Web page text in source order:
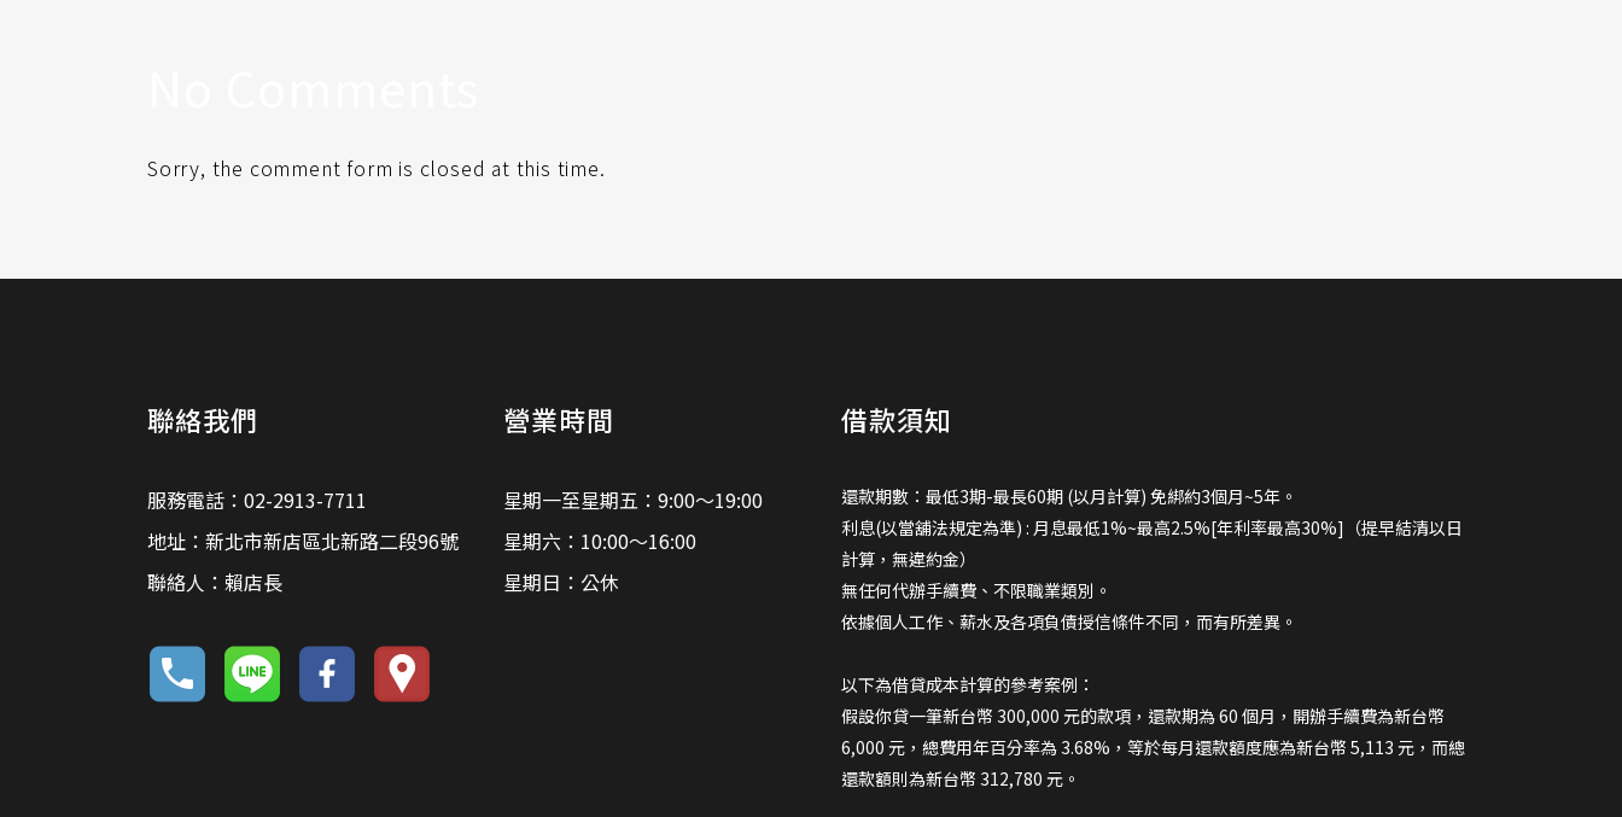
Sorry, the comment form is closed at this time.
聯絡我們
服務電話：02-2913-7711
地址：新北市新店區北新路二段96號
聯絡人：賴店長
營業時間
星期一至星期五：9:00～19:00
星期六：10:00～16:00
星期日：公休
借款須知
還款期數：最低3期-最長60期 (以月計算) 免綁約3個月~5年。
利息(以當舖法規定為準) : 月息最低1%~最高2.5%[年利率最高30%]（提早結清以日
計算，無違約金）
無任何代辦手續費、不限職業類別。
依據個人工作、薪水及各項負債授信條件不同，而有所差異。
以下為借貸成本計算的參考案例：
假設你貸一筆新台幣 300,000 元的款項，還款期為 60 個月，開辦手續費為新台幣
6,000 元，總費用年百分率為 3.68%，等於每月還款額度應為新台幣 5,113 元，而總
還款額則為新台幣 312,780 元。